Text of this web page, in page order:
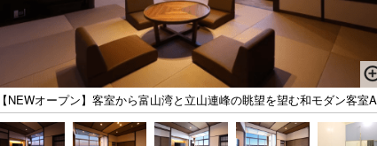
【NEWオープン】客室から富山湾と立山連峰の眺望を望む和モダン客室A